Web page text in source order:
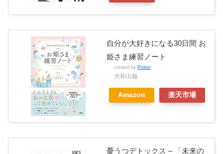
自分が大好きになる30日間 お
姫さま練習ノート
created by Rinker
大和出版
Amazon 楽天市場
憂うつデトックス – 「未来の